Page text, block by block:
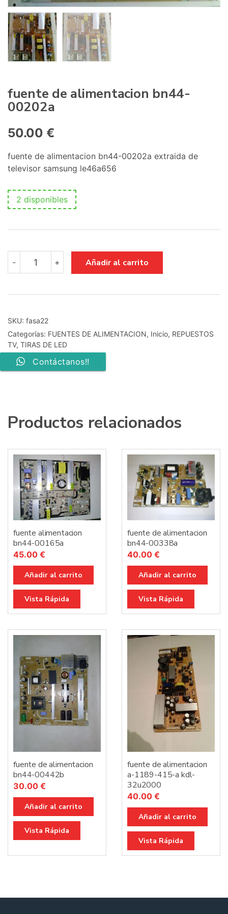
fuente de alimentacion bn44-
00202a
50.00 €
fuente de alimentacion bn44-00202a extraida de
televisor samsung le46a656
2 disponibles
-
alimentacion
00202a
+ Añadir al carrito
SKU: fasa22
Categorías: FUENTES DE ALIMENTACION, Inicio, REPUESTOS
TV, TIRAS DE LED
Contáctanos!!
Productos relacionados
fuente alimentacion
bn44-00165a
45.00 €
Añadir al carrito
Vista Rápida
fuente de alimentacion
bn44-00338a
40.00 €
Añadir al carrito
Vista Rápida
fuente de alimentacion
bn44-00442b
30.00 €
Añadir al carrito
Vista Rápida
fuente de alimentacion
a-1189-415-a kdl-
32u2000
40.00 €
Añadir al carrito
Vista Rápida